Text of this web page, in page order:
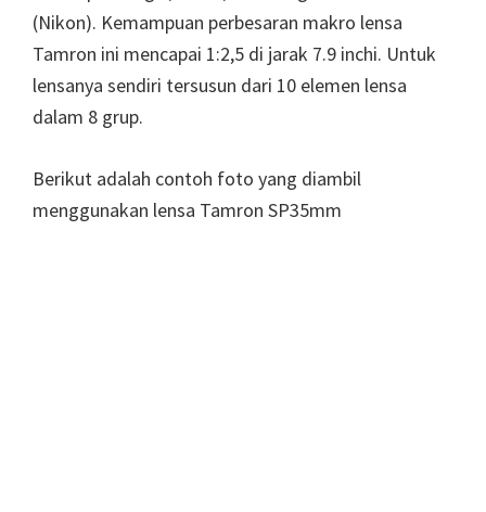
(Nikon). Kemampuan perbesaran makro lensa
Tamron ini mencapai 1:2,5 di jarak 7.9 inchi. Untuk
lensanya sendiri tersusun dari 10 elemen lensa
dalam 8 grup.
Berikut adalah contoh foto yang diambil
menggunakan lensa Tamron SP35mm